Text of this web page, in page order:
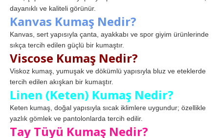
dayanıklı ve kaliteli görünür.
Kanvas Kumaş Nedir?
Kanvas, sert yapısıyla çanta, ayakkabı ve spor giyim ürünlerinde
sıkça tercih edilen güçlü bir kumaştır.
Viscose Kumaş Nedir?
Viskoz kumaş, yumuşak ve dökümlü yapısıyla bluz ve eteklerde
tercih edilen akışkan bir kumaştır.
Linen (Keten) Kumaş Nedir?
Keten kumaş, doğal yapısıyla sıcak iklimlere uygundur; özellikle
yazlık gömlek ve pantolonlarda tercih edilir.
Tay Tüyü Kumaş Nedir?